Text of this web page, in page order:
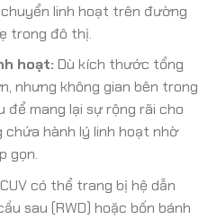
linh hoạt trên đường
trong đô thị.
hoạt: Dù kích thước tổng
nhưng không gian bên trong
mang lại sự rộng rãi cho
chứa hành lý linh hoạt nhờ
gọn.
CUV có thể trang bị hệ dẫn
sau (RWD) hoặc bốn bánh